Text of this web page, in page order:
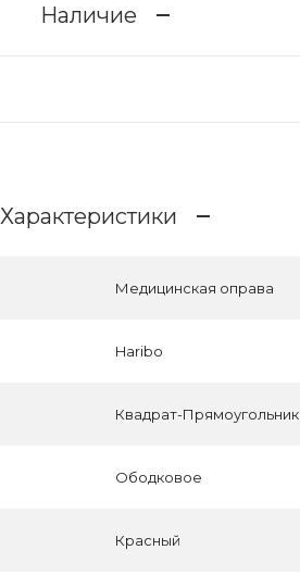
Наличие
Характеристики
Медицинская оправа
Haribo
Квадрат-Прямоугольник
Ободковое
Красный